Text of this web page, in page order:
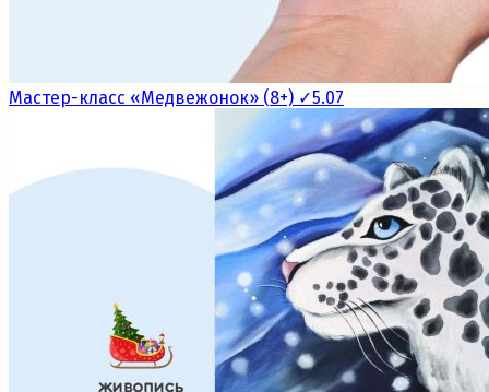
Мастер-класс «Медвежонок» (8+) ✓5.07